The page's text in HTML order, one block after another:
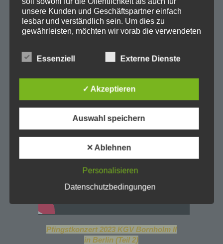
in Berlin (Teil 1)
Pfingstkonzert 2023 KGV Bornholm II
in Berlin (Teil 2)
unsere Kunden und Geschäftspartner einfach
lesbar und verständlich sein. Um dies zu
gewährleisten, möchten wir vorab die verwendeten
Wir verwenden in dieser Datenschutzerklärung
a) personenbezogene Daten
Personenbezogene Daten sind alle
Informationen, die sich auf eine identifizierte
oder identifizierbare natürliche Person (im
Folgenden „betroffene Person") beziehen. Als
identifizierbar wird eine natürliche Person
angesehen, die direkt oder indirekt,
insbesondere mittels Zuordnung zu einer
Kennung wie einem Namen, zu einer
Online-Kennung oder zu einem oder mehreren
physischen, physiologischen, genetischen,
sozialen Identität dieser natürlichen Person sind,
identifiziert werden kann.
Essenziell Externe Dienste
✓ Akzeptieren
Auswahl speichern
✕ Ablehnen
Personalisieren
Datenschutzbedingungen